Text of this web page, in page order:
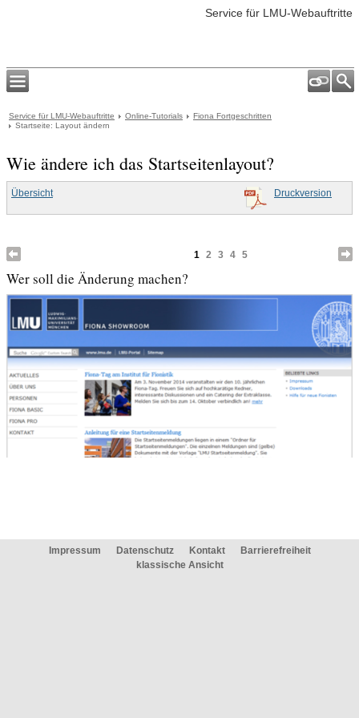
Service für LMU-Webauftritte
Service für LMU-Webauftritte Online-Tutorials
Fiona Fortgeschritten
Startseite: Layout ändern
Wie ändere ich das Startseitenlayout?
Übersicht Druckversion
Wer soll die Änderung machen?
1 2 3 4 5
Impressum Datenschutz Kontakt
Barrierefreiheit
klassische Ansicht